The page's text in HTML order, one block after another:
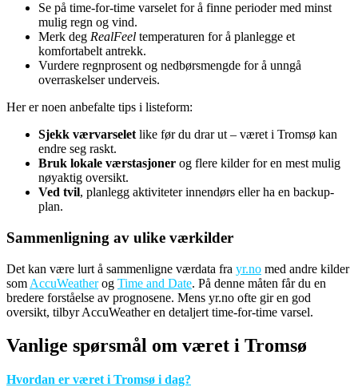
Se på time-for-time varselet for å finne perioder med minst
mulig regn og vind.
Merk deg RealFeel temperaturen for å planlegge et
komfortabelt antrekk.
Vurdere regnprosent og nedbørsmengde for å unngå
overraskelser underveis.
Her er noen anbefalte tips i listeform:
Sjekk værvarselet like før du drar ut – været i Tromsø kan
endre seg raskt.
Bruk lokale værstasjoner og flere kilder for en mest mulig
nøyaktig oversikt.
Ved tvil, planlegg aktiviteter innendørs eller ha en backup-
plan.
Sammenligning av ulike værkilder
Det kan være lurt å sammenligne værdata fra yr.no med andre kilder
som AccuWeatherog Time and Date. På denne måten får du en
bredere forståelse av prognosene. Mens yr.no ofte gir en god
oversikt, tilbyr AccuWeather en detaljert time-for-time varsel.
Vanlige spørsmål om været i Tromsø
Hvordan er været i Tromsø i dag?